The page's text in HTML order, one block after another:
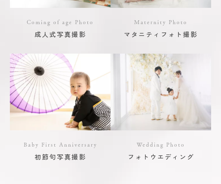
Coming of age Photo
成人式写真撮影
Maternity Photo
マタニティフォト撮影
Baby First Anniversary
初節句写真撮影
Wedding Photo
フォトウエディング